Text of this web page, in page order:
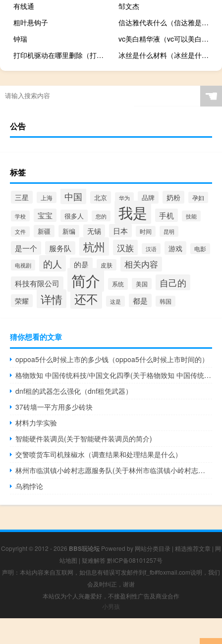
有线通
邹文杰
粗叶悬钩子
信达雅代表什么（信达雅是什么信达雅是谁提出的）
钟瑞
vc美白精华液（vc可以美白吗）
打印机驱动在哪里删除（打印机驱动在哪）
冰丝是什么材料（冰丝是什么材料）
☚
公告
标签
三星 上海 中国 北京 华为 品牌 奶粉 孕妇
学校 宝宝 很多人 您的 我是 手机 技能
文件 新疆 新编 无锡 日本 时间 昆明
是一个 服务队 杭州 汉族 汉语 游戏 电影
电视剧 的人 的是 皮肤 相关内容
科技有限公司 简介 系统 美国 自己的
荣耀 详情 还不 这是 都是 韩国
猜你想看的文章
oppoa5什么时候上市的多少钱（oppoa5什么时候上市时间的）
格物致知 中国传统科技/中国文化四季(关于格物致知 中国传统科技/中国文化四季的简介)
dnf租的武器怎么强化（dnf租凭武器）
37砖墙一平方用多少砖块
材料力学实验
智能硬件装调员(关于智能硬件装调员的简介)
交警喷货车司机辣椒水（调查结果和处理结果是什么）
林州市临淇镇小岭村志愿服务队(关于林州市临淇镇小岭村志愿服务队的简介)
乌鸦悖论
Copyright © 2012 - 2026 BBS玩论坛 Powered by 网站分类目录 | 精选推荐文章 | 网
站地图 | 疑难解答 黔ICP备08101257号
声明：本站内容来自互联网，如信息有错误可发邮件到f_fb#foxmail.com说明，我们
会及时纠正，谢谢
本站仅为个人兴趣爱好，不接盈利性广告及商业合作
小男孩